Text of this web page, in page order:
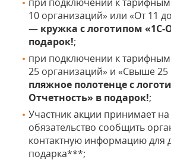
10 организаций» или «От 11
— кружка с логотипом «1С-
подарок!;
при подключении к
25 организаций» и «Свыше
пляжное полотенце с
Отчетность» в подарок!;
Участник акции принимает на
обязательство сообщить
контактную информацию для
подарка***;